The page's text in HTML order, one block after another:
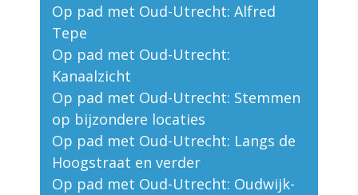
Op pad met Oud-Utrecht: Alfred
Tepe
Op pad met Oud-Utrecht:
Kanaalzicht
Op pad met Oud-Utrecht: Stemmen
op bijzondere locaties
Op pad met Oud-Utrecht: Langs de
Hoogstraat en verder
Op pad met Oud-Utrecht: Oudwijk-